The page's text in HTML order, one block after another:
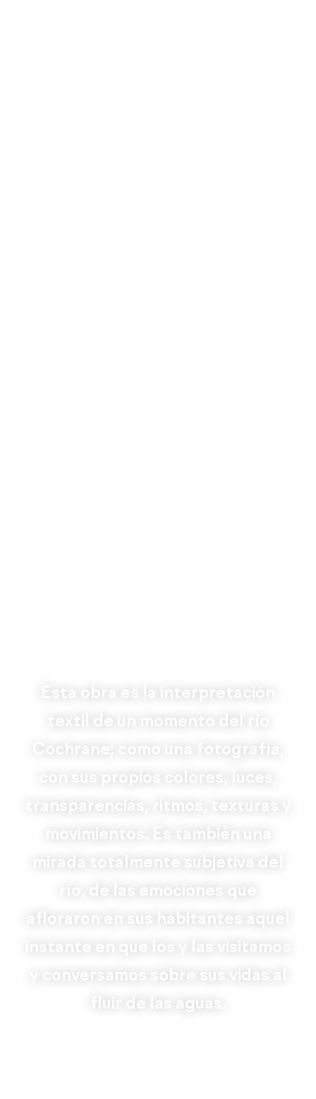
Esta obra es la interpretación
textil de un momento del río
Cochrane; como una fotografía,
con sus propios colores, luces,
transparencias, ritmos, texturas y
movimientos. Es también una
mirada totalmente subjetiva del
afloraron en sus habitantes aquel
instante en que los y las visitamos
y conversamos sobre sus vidas al
fluir de las aguas.